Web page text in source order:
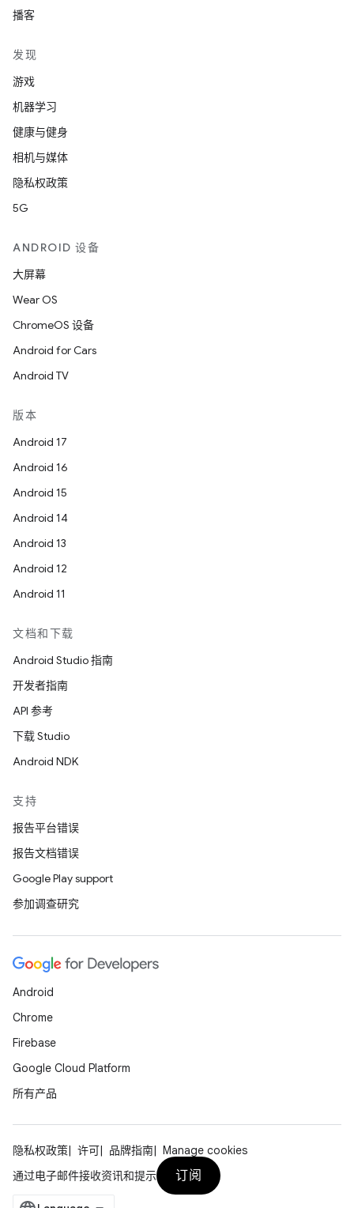
播客
发现
游戏
机器学习
健康与健身
相机与媒体
隐私权政策
5G
ANDROID 设备
大屏幕
Wear OS
ChromeOS 设备
Android for Cars
Android TV
版本
Android 17
Android 16
Android 15
Android 14
Android 13
Android 12
Android 11
文档和下载
Android Studio 指南
开发者指南
API 参考
下载 Studio
Android NDK
支持
报告平台错误
报告文档错误
Google Play support
参加调查研究
Android
Chrome
Firebase
Google Cloud Platform
所有产品
隐私权政策 许可 品牌指南
Manage cookies
通过电子邮件接收资讯和提示
订阅